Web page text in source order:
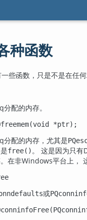
种函数
些函数，只是不是在任何
分配的内存。
*ptr);
分配的内存，尤其是
free() 。 这是因为只
在非Windows平台上，
或